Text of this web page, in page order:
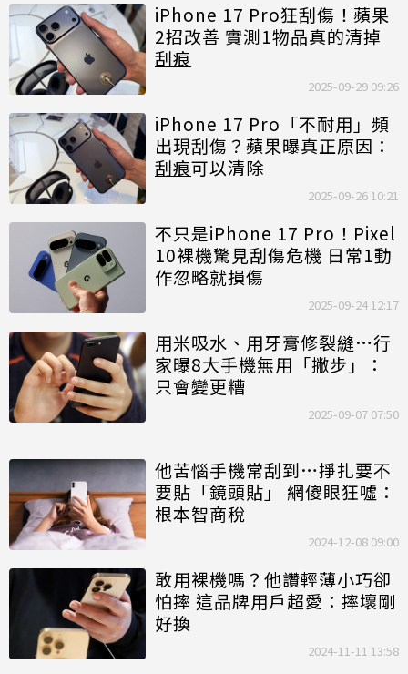
iPhone 17 Pro狂刮傷！蘋果
2招改善 實測1物品真的清掉
刮痕
2025-09-29 09:26
iPhone 17 Pro「不耐用」頻
出現刮傷？蘋果曝真正原因：
刮痕可以清除
2025-09-26 10:21
不只是iPhone 17 Pro！Pixel
10裸機驚見刮傷危機 日常1動
作忽略就損傷
2025-09-24 12:17
用米吸水、用牙膏修裂縫…行
家曝8大手機無用「撇步」：
只會變更糟
2025-09-07 07:50
他苦惱手機常刮到…掙扎要不
要貼「鏡頭貼」 網傻眼狂噓：
根本智商稅
2024-12-08 09:00
敢用裸機嗎？他讚輕薄小巧卻
怕摔 這品牌用戶超愛：摔壞剛
好換
2024-11-11 13:58